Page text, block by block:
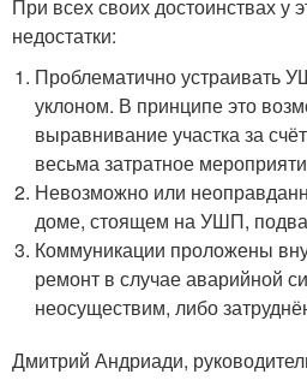
При всех своих достоинствах у
недостатки:
Проблематично устраивать
уклоном. В принципе это
выравнивание участка за
весьма затратное
Невозможно или
доме, стоящем на УШП,
Коммуникации проложены
ремонт в случае аварийной
неосуществим, либо
Дмитрий Андриади,